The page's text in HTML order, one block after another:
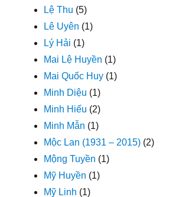
Lệ Thu (5)
Lê Uyên (1)
Lý Hải (1)
Mai Lệ Huyền (1)
Mai Quốc Huy (1)
Minh Diệu (1)
Minh Hiếu (2)
Minh Mẫn (1)
Mộc Lan (1931 – 2015) (2)
Mộng Tuyền (1)
Mỹ Huyền (1)
Mỹ Linh (1)